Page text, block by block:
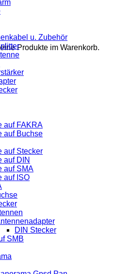
Produkte im Warenkorb.
u. Zubehör
auf FAKRA
auf Buchse
auf Stecker
auf DIN
auf SMA
auf ISO
DIN Stecker
SMB